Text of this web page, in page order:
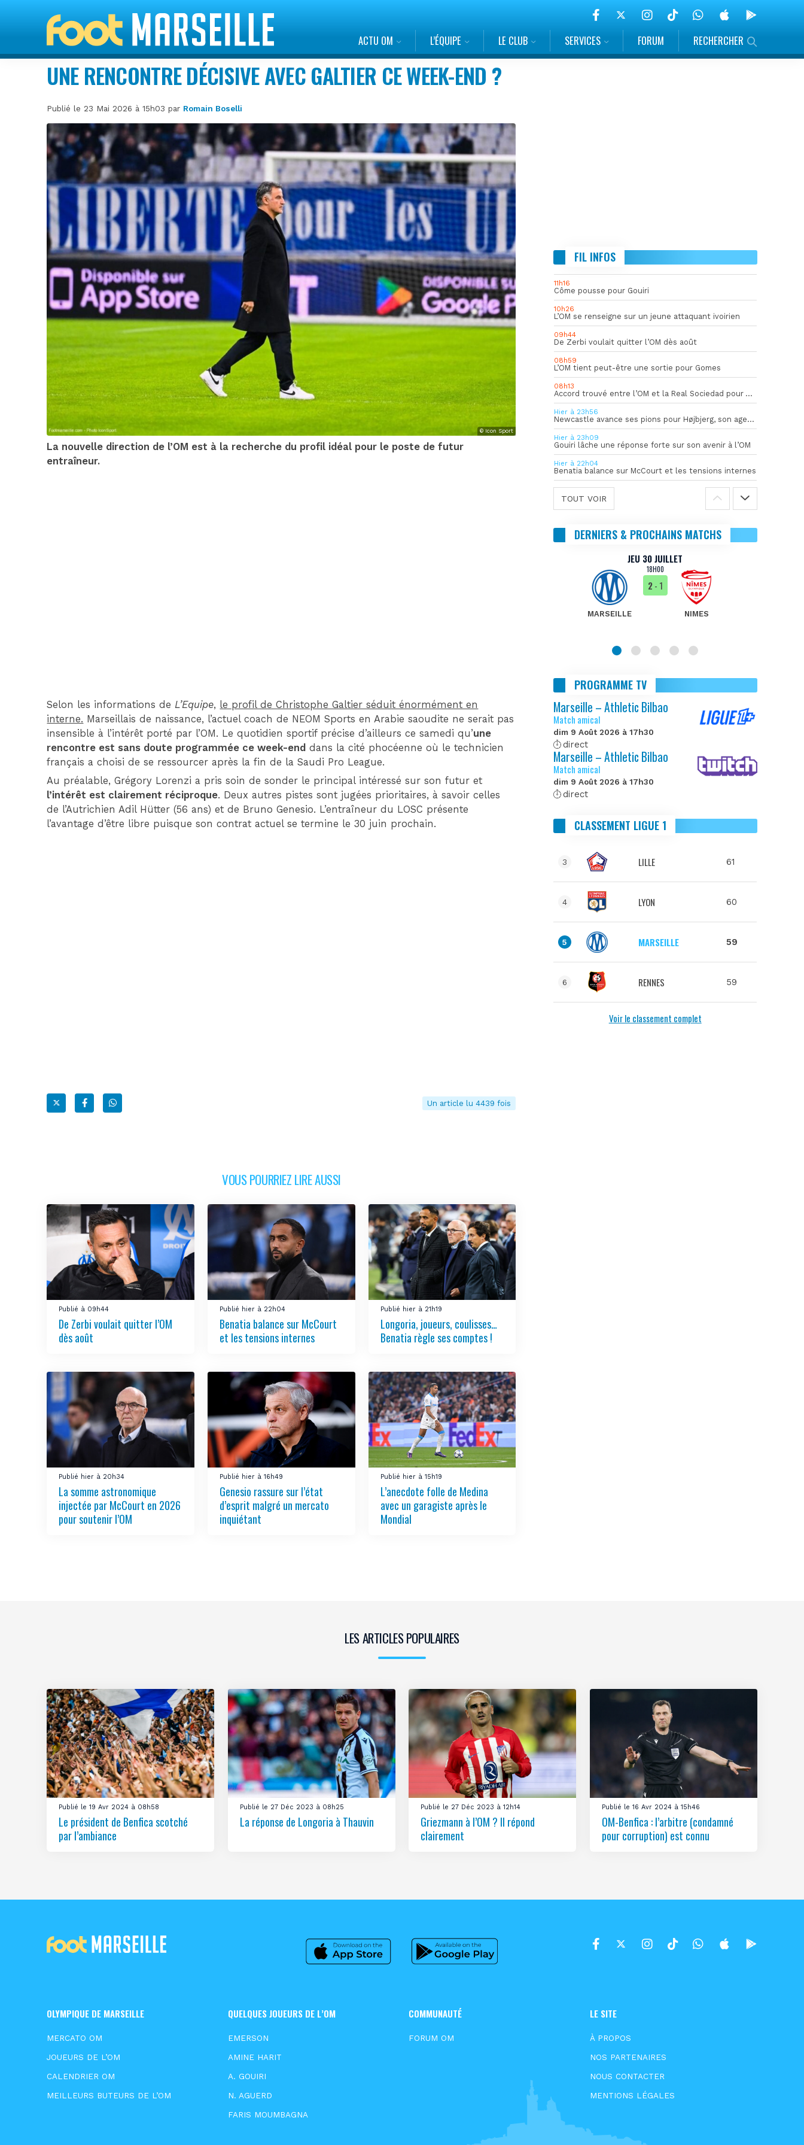
ACTU OM L’ÉQUIPE LE CLUB SERVICES FORUM RECHERCHER
UNE RENCONTRE DÉCISIVE AVEC GALTIER CE WEEK-END ?
Publié le 23 Mai 2026 à 15h03 par Romain Boselli
© Icon Sport
La nouvelle direction de l’OM est à la recherche du profil idéal pour le poste de futur
entraîneur.
Selon les informations de L’Equipe, le profil de Christophe Galtier séduit énormément en
interne. Marseillais de naissance, l’actuel coach de NEOM Sports en Arabie saoudite ne serait pas
insensible à l’intérêt porté par l’OM. Le quotidien sportif précise d’ailleurs ce samedi qu’une
rencontre est sans doute programmée ce week-end dans la cité phocéenne où le technicien
français a choisi de se ressourcer après la fin de la Saudi Pro League.
Au préalable, Grégory Lorenzi a pris soin de sonder le principal intéressé sur son futur et
l’intérêt est clairement réciproque. Deux autres pistes sont jugées prioritaires, à savoir celles
de l’Autrichien Adil Hütter (56 ans) et de Bruno Genesio. L’entraîneur du LOSC présente
l’avantage d’être libre puisque son contrat actuel se termine le 30 juin prochain.
Un article lu 4439 fois
VOUS POURRIEZ LIRE AUSSI
Publié à 09h44
De Zerbi voulait quitter l’OM
dès août
Publié hier à 22h04
Benatia balance sur McCourt
et les tensions internes
Publié hier à 21h19
Longoria, joueurs, coulisses…
Benatia règle ses comptes !
Publié hier à 20h34
La somme astronomique
injectée par McCourt en 2026
pour soutenir l’OM
Publié hier à 16h49
Genesio rassure sur l’état
d’esprit malgré un mercato
inquiétant
Publié hier à 15h19
L’anecdote folle de Medina
avec un garagiste après le
Mondial
FIL INFOS
11h16
Côme pousse pour Gouiri
10h26
L’OM se renseigne sur un jeune attaquant ivoirien
09h44
De Zerbi voulait quitter l’OM dès août
08h59
L’OM tient peut-être une sortie pour Gomes
08h13
Accord trouvé entre l’OM et la Real Sociedad pour Aguerd
Hier à 23h56
Newcastle avance ses pions pour Højbjerg, son agent sort du silence
Hier à 23h09
Gouiri lâche une réponse forte sur son avenir à l’OM
Hier à 22h04
Benatia balance sur McCourt et les tensions internes
TOUT VOIR
DERNIERS & PROCHAINS MATCHS
JEU 30 JUILLET
18H00
MARSEILLE
2- 1
NIMES
PROGRAMME TV
Marseille – Athletic Bilbao
Match amical
dim 9 Août 2026 à 17h30
direct
Marseille – Athletic Bilbao
Match amical
dim 9 Août 2026 à 17h30
direct
CLASSEMENT LIGUE 1
3 LILLE 61
4 LYON 60
5 MARSEILLE 59
6 RENNES 59
Voir le classement complet
LES ARTICLES POPULAIRES
Publié le 19 Avr 2024 à 08h58
Le président de Benfica scotché
par l’ambiance
Publié le 27 Déc 2023 à 08h25
La réponse de Longoria à Thauvin
Publié le 27 Déc 2023 à 12h14
Griezmann à l’OM ? Il répond
clairement
Publié le 16 Avr 2024 à 15h46
OM-Benfica : l’arbitre (condamné
pour corruption) est connu
OLYMPIQUE DE MARSEILLE
MERCATO OM
JOUEURS DE L’OM
CALENDRIER OM
MEILLEURS BUTEURS DE L’OM
QUELQUES JOUEURS DE L’OM
EMERSON
AMINE HARIT
A. GOUIRI
N. AGUERD
FARIS MOUMBAGNA
COMMUNAUTÉ
FORUM OM
LE SITE
À PROPOS
NOS PARTENAIRES
NOUS CONTACTER
MENTIONS LÉGALES